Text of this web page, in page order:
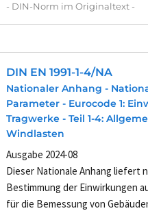
- DIN-Norm im Originaltext -
DIN EN 1991-1-4/NA
Nationaler Anhang -
Parameter - Eurocode 1:
Tragwerke - Teil 1-4:
Windlasten
Ausgabe 2024-08
Dieser Nationale Anhang liefert
Bestimmung der Einwirkungen
für die Bemessung von